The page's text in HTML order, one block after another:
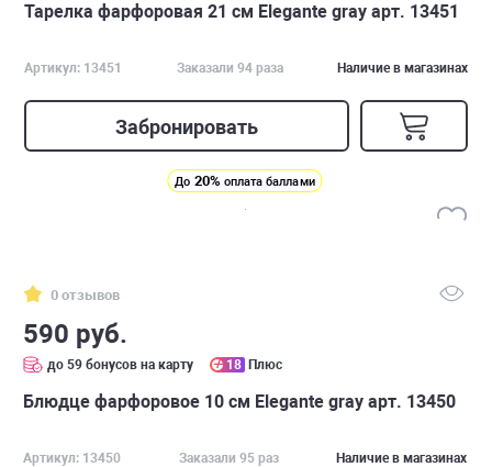
Тарелка фарфоровая 21 см Elegante gray арт. 13451
Артикул: 13451 Заказали 94 раза Наличие в магазинах
Забронировать
До 20% оплата баллами
0 отзывов
590 руб.
до 59 бонусов на карту 18 Плюс
Блюдце фарфоровое 10 см Elegante gray арт. 13450
Артикул: 13450 Заказали 95 раз Наличие в магазинах